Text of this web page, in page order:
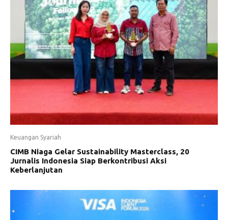
Keuangan Syariah
CIMB Niaga Gelar Sustainability Masterclass, 20
Jurnalis Indonesia Siap Berkontribusi Aksi
Keberlanjutan